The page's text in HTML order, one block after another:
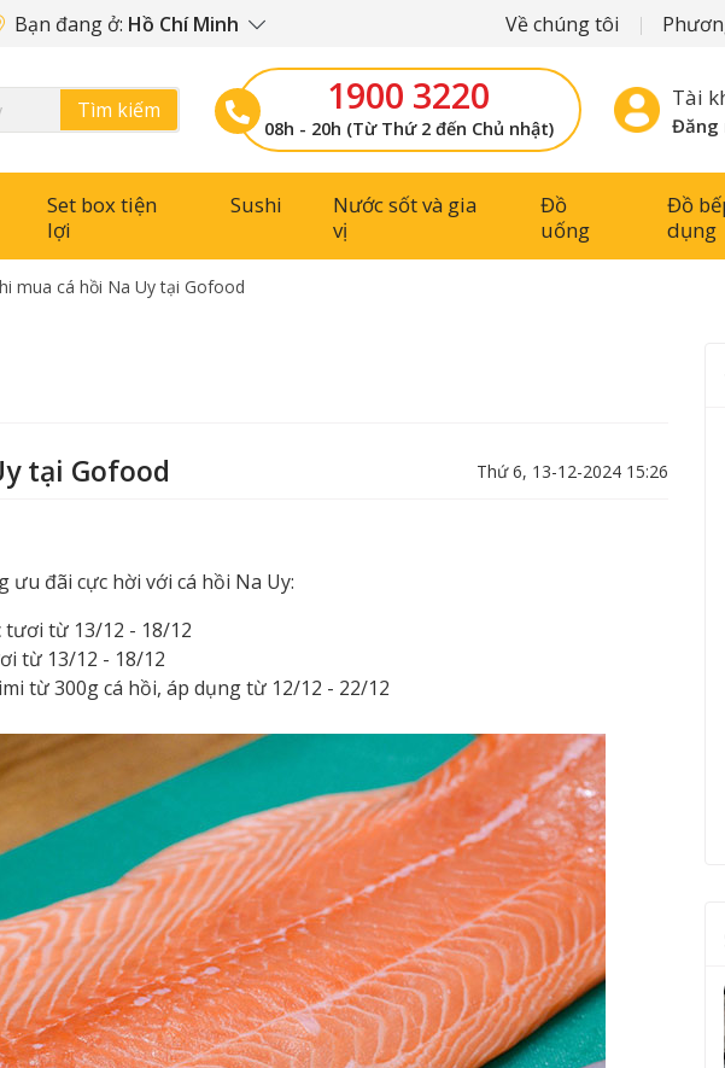
Bạn đang ở: Hồ Chí Minh Về chúng tôi
Tìm kiếm 1900 3220
08h - 20h (Từ Thứ 2 đến Chủ nhật)
Tài
Đăng
Set box tiện
lợi
Sushi
Nước sốt và gia
vị
Đồ
uống
Đồ
dụng
mua cá hồi Na Uy tại Gofood
tại Gofood Thứ 6, 13-12-2024 15:26
đãi cực hời với cá hồi Na Uy:
tươi từ 13/12 - 18/12
từ 13/12 - 18/12
từ 300g cá hồi, áp dụng từ 12/12 - 22/12